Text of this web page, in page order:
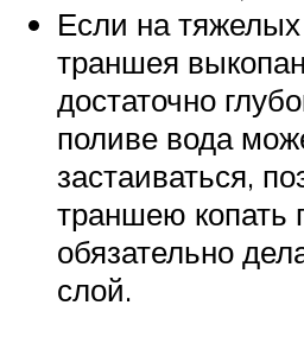
Если на
траншея
достаточно
поливе вода
застаиваться,
траншею копать
обязательно
слой.